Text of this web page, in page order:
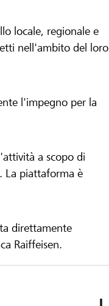
locale, regionale e
nell'ambito del loro
l'impegno per la
a scopo di
La piattaforma è
direttamente
Raiffeisen.